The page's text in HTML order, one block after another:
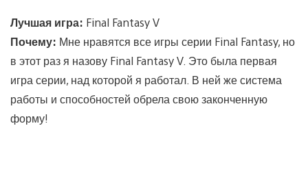
Лучшая игра: Final Fantasy V
Почему: Мне нравятся все игры серии Final Fantasy, но
в этот раз я назову Final Fantasy V. Это была первая
игра серии, над которой я работал. В ней же система
работы и способностей обрела свою законченную
форму!